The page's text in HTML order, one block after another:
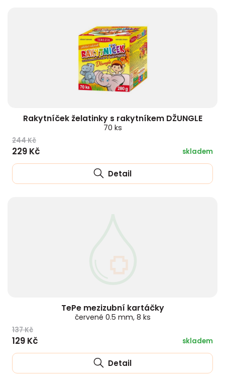
Rakytníček želatinky s rakytníkem DŽUNGLE
70 ks
244 Kč
229 Kč skladem
Detail
TePe mezizubní kartáčky
červené 0.5 mm, 8 ks
137 Kč
129 Kč skladem
Detail